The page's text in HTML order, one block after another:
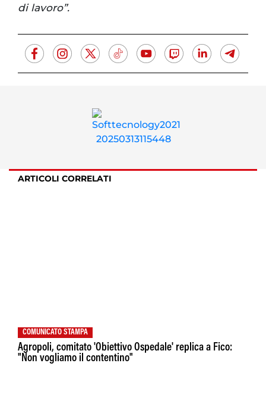
di lavoro”.
ARTICOLI CORRELATI
COMUNICATO STAMPA
Agropoli, comitato 'Obiettivo Ospedale' replica a Fico:
"Non vogliamo il contentino"